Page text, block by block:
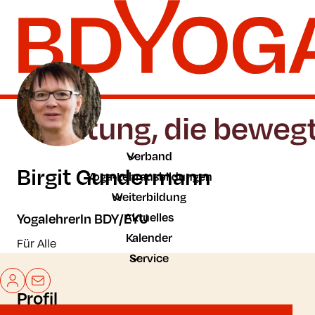
Zum Hauptinhalt der Seite springen
Zur Startseite navigieren
Verband
Yoga-Lehrausbildungen
Weiterbildung
Aktuelles
Kalender
Service
Mein BDYoga
Kontakt
Birgit Gundermann
YogalehrerIn BDY/EYU
Für Alle
Profil